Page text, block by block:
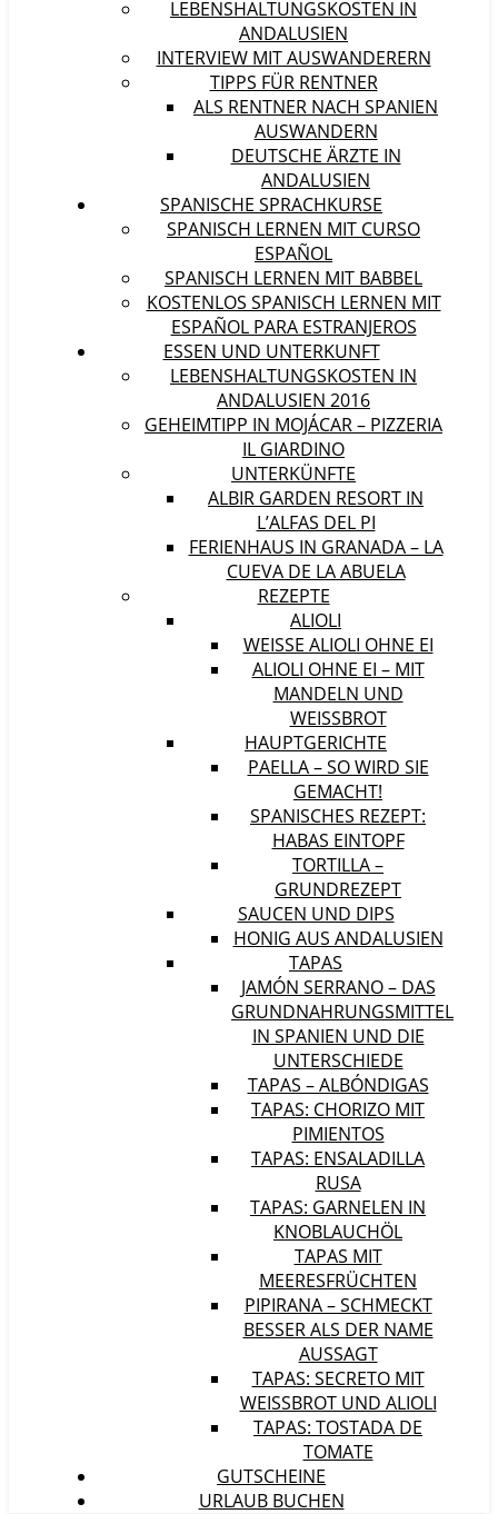
LEBENSHALTUNGSKOSTEN IN
ANDALUSIEN
INTERVIEW MIT AUSWANDERERN
TIPPS FÜR RENTNER
ALS RENTNER NACH SPANIEN
AUSWANDERN
DEUTSCHE ÄRZTE IN
ANDALUSIEN
SPANISCHE SPRACHKURSE
SPANISCH LERNEN MIT CURSO
ESPAÑOL
SPANISCH LERNEN MIT BABBEL
KOSTENLOS SPANISCH LERNEN MIT
ESPAÑOL PARA ESTRANJEROS
ESSEN UND UNTERKUNFT
LEBENSHALTUNGSKOSTEN IN
ANDALUSIEN 2016
GEHEIMTIPP IN MOJÁCAR – PIZZERIA
IL GIARDINO
UNTERKÜNFTE
ALBIR GARDEN RESORT IN
L’ALFAS DEL PI
FERIENHAUS IN GRANADA – LA
CUEVA DE LA ABUELA
REZEPTE
ALIOLI
WEISSE ALIOLI OHNE EI
ALIOLI OHNE EI – MIT
MANDELN UND
WEISSBROT
HAUPTGERICHTE
PAELLA – SO WIRD SIE
GEMACHT!
SPANISCHES REZEPT:
HABAS EINTOPF
TORTILLA –
GRUNDREZEPT
SAUCEN UND DIPS
HONIG AUS ANDALUSIEN
TAPAS
JAMÓN SERRANO – DAS
GRUNDNAHRUNGSMITTEL
IN SPANIEN UND DIE
UNTERSCHIEDE
TAPAS – ALBÓNDIGAS
TAPAS: CHORIZO MIT
PIMIENTOS
TAPAS: ENSALADILLA
RUSA
TAPAS: GARNELEN IN
KNOBLAUCHÖL
TAPAS MIT
MEERESFRÜCHTEN
PIPIRANA – SCHMECKT
BESSER ALS DER NAME
AUSSAGT
TAPAS: SECRETO MIT
WEISSBROT UND ALIOLI
TAPAS: TOSTADA DE
TOMATE
GUTSCHEINE
URLAUB BUCHEN